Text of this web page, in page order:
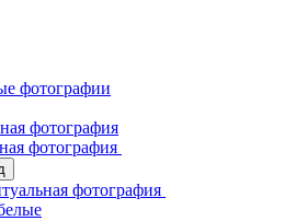
фотографии
фотография
фотография
фотография